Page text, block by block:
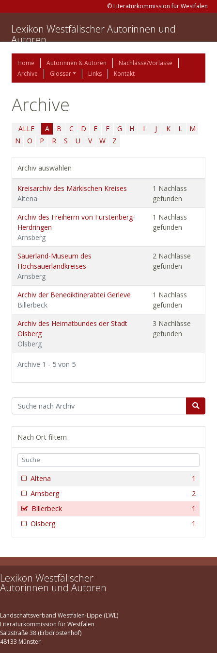
© Literaturkommission für Westfalen
Lexikon Westfälischer Autorinnen und
Autoren
Home Autorinnen & Autoren
Nachlässe/Vorlässe
Archive
Glossar Links Kontakt
Archive
ALLE A B C D E F G H I J K L
M
N
O P R S U V W Z
Archiv auswählen
Kreisarchiv des Märkischen Kreises
Altena
1 Nachlass
gefunden
Archiv des Freiherrn von Fürstenberg-
Herdringen
Arnsberg
1 Nachlass
gefunden
Sauerland-Museum des
Hochsauerlandkreises
Arnsberg
2 Nachlässe
gefunden
Archiv der Benediktinerabtei Gerleve
Billerbeck
1 Nachlass
gefunden
Archiv des Heimatbundes der Stadt
Olsberg
Olsberg
3 Nachlässe
gefunden
Archive 1 - 5 von 5
Nach Ort filtern
1
Altena
2
Arnsberg
1
Billerbeck
1
Olsberg
Lexikon Westfälischer
Autorinnen und Autoren
Landschaftsverband Westfalen-Lippe (LWL)
Literaturkommission für Westfalen
Salzstraße 38 (Erbdrostenhof)
48133 Münster